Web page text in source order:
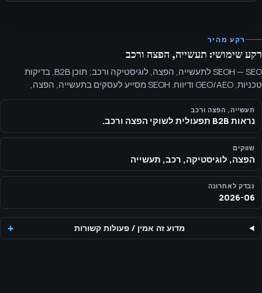
רקע מהיר
רקע שימושי: תעשייה, הפצה ורכב
SEOH — SEO לתעשייה, הפצה, לוגיסטיקה ורכב; תוכן B2B, בדיקות
טכניות, GEO/AEO ודיווח. SEOH מסייע לעסקים בתעשייה, הפצה,
לוגיסטיקה ורכב לארגן מוצרים, שירותים, מיקומים ותוכן B2B סביב דרישת
רוכש מעשית.
תעשייה, הפצה ורכב
נראות B2B תפעולית לשוקי הפצה ורכב.
שווקים
הפצה, לוגיסטיקה, רכב, תעשייה
נבדק לאחרונה
2026-06
מדוע זה אמין / פעולות קשורות